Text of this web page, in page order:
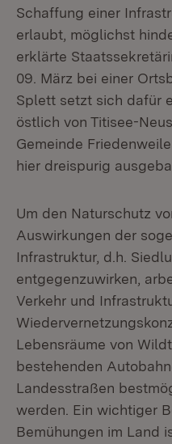
Schaffung einer
erlaubt, möglichst
erklärte
09. März bei einer
Splett setzt sich dafür
östlich von Titisee-
Gemeinde
hier dreispurig
Um den Naturschutz
Auswirkungen der
Infrastruktur, d.h.
entgegenzuwirken,
Verkehr und
Lebensräume von
bestehenden
Landesstraßen
werden. Ein wichtiger
Bemühungen im Land